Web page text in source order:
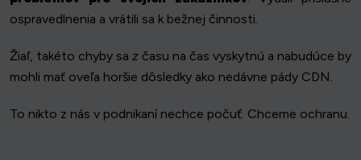
ospravedlnenia a vrátili sa k bežnej činnosti.
Žiaľ, takéto chyby sa z času na čas vyskytnú a nabudúce by
mohli mať oveľa horšie dôsledky ako nedávne pády CDN.
To nikto z nás v podnikaní nechce počuť. Chceme ochranu.